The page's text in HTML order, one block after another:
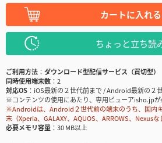
カートに入れる
ちょっと立ち読
ご利用方法
ダウンロード型配信サービス（買切型）
同時使用端末数
2
対応OS
iOS最新の２世代前まで / Android最新の２
※コンテンツの使用にあたり、専用ビューアisho.jp
※Androidは、Android２世代前の端末のうち、国内
末（Xperia、GALAXY、AQUOS、ARROWS、Nexus
必要メモリ容量
30 MB以上